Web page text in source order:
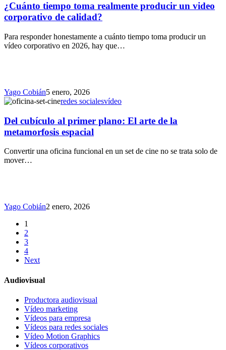
¿Cuánto tiempo toma realmente producir un video
corporativo de calidad?
Para responder honestamente a cuánto tiempo toma producir un
vídeo corporativo en 2026, hay que…
Yago Cobián5 enero, 2026
redes socialesvídeo
Del cubículo al primer plano: El arte de la
metamorfosis espacial
Convertir una oficina funcional en un set de cine no se trata solo de
mover…
Yago Cobián2 enero, 2026
1
2
3
4
Next
Audiovisual
Productora audiovisual
Vídeo marketing
Vídeos para empresa
Vídeos para redes sociales
Vídeo Motion Graphics
Vídeos corporativos